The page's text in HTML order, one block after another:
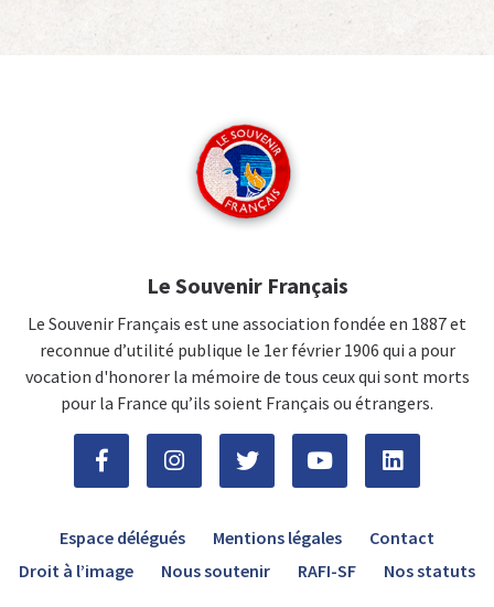
Le Souvenir Français
Le Souvenir Français est une association fondée en 1887 et
reconnue d’utilité publique le 1er février 1906 qui a pour
vocation d'honorer la mémoire de tous ceux qui sont morts
pour la France qu’ils soient Français ou étrangers.
Espace délégués Mentions légales
Contact
Droit à l’image
Nous soutenir RAFI-SF Nos statuts